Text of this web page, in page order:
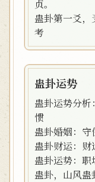
贞。
蛊卦第一爻，
考
蛊卦运势
蛊卦运势分
惯
蛊卦婚姻：
蛊卦财运：
蛊卦运势：
蛊卦，山风蛊